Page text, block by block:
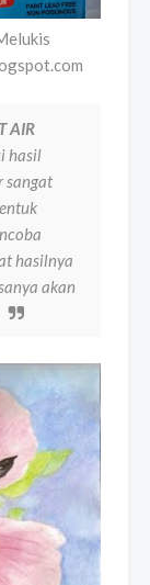
AIR
hasil
sangat
hasilnya
akan